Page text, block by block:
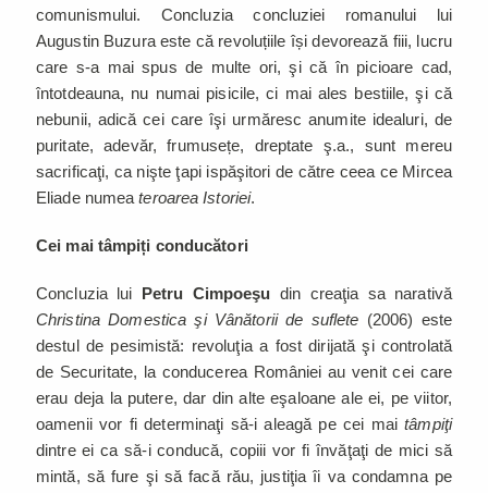
comunismului. Concluzia concluziei romanului lui
Augustin Buzura este că revoluțiile își devorează fiii, lucru
care s-a mai spus de multe ori, şi că în picioare cad,
întotdeauna, nu numai pisicile, ci mai ales bestiile, şi că
nebunii, adică cei care îşi urmăresc anumite idealuri, de
puritate, adevăr, frumusețe, dreptate ş.a., sunt mereu
sacrificaţi, ca nişte ţapi ispăşitori de către ceea ce Mircea
Eliade numeateroarea Istoriei.
Cei mai tâmpiți conducători
Concluzia lui Petru Cimpoeşu din creaţia sa narativă
Christina Domestica şi Vânătorii de suflete (2006) este
destul de pesimistă: revoluţia a fost dirijată şi controlată
de Securitate, la conducerea României au venit cei care
erau deja la putere, dar din alte eşaloane ale ei, pe viitor,
oamenii vor fi determinaţi să-i aleagă pe cei maitâmpiţi
dintre ei ca să-i conducă, copiii vor fi învăţaţi de mici să
mintă, să fure şi să facă rău, justiţia îi va condamna pe